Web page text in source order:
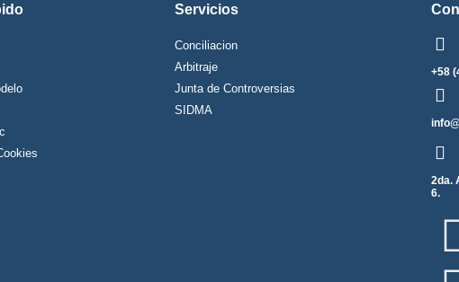
Servicios
Conciliacion
Arbitraje
Junta de Controversias
SIDMA
+58
2da.
6.